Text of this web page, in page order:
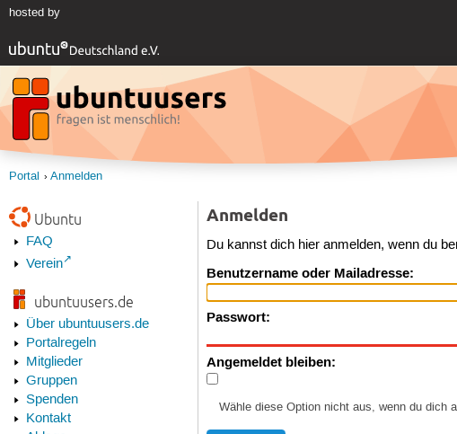
hosted by
Portal Anmelden
Ubuntu
FAQ
Verein
ubuntuusers.de
Über ubuntuusers.de
Portalregeln
Mitglieder
Gruppen
Spenden
Kontakt
Anmelden
Du kannst dich hier anmelden, wenn du
Benutzername oder Mailadresse:
Passwort:
Angemeldet bleiben:
Wähle diese Option nicht aus, wenn du dich